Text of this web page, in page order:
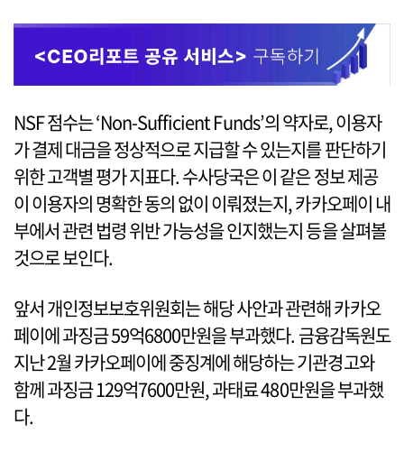
NSF 점수는 ‘Non-Sufficient Funds’의 약자로, 이용자
가 결제 대금을 정상적으로 지급할 수 있는지를 판단하기
위한 고객별 평가 지표다. 수사당국은 이 같은 정보 제공
이 이용자의 명확한 동의 없이 이뤄졌는지, 카카오페이 내
부에서 관련 법령 위반 가능성을 인지했는지 등을 살펴볼
것으로 보인다.
앞서 개인정보보호위원회는 해당 사안과 관련해 카카오
페이에 과징금 59억6800만원을 부과했다. 금융감독원도
지난 2월 카카오페이에 중징계에 해당하는 기관경고와
함께 과징금 129억7600만원, 과태료 480만원을 부과했
다.